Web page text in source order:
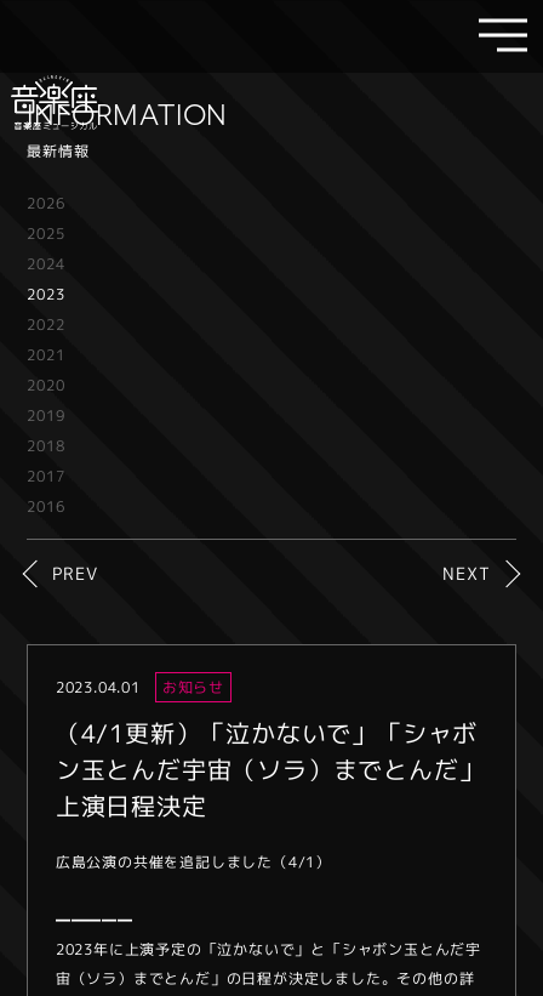
INFORMATION
最新情報
2026
2025
2024
2023
2022
2021
2020
2019
2018
2017
2016
PREV NEXT
2023.04.01 お知らせ
（4/1更新）「泣かないで」「シャボ
ン玉とんだ宇宙（ソラ）までとんだ」
上演日程決定
広島公演の共催を追記しました（4/1）
━━━━━
2023年に上演予定の「泣かないで」と「シャボン玉とんだ宇
宙（ソラ）までとんだ」の日程が決定しました。その他の詳